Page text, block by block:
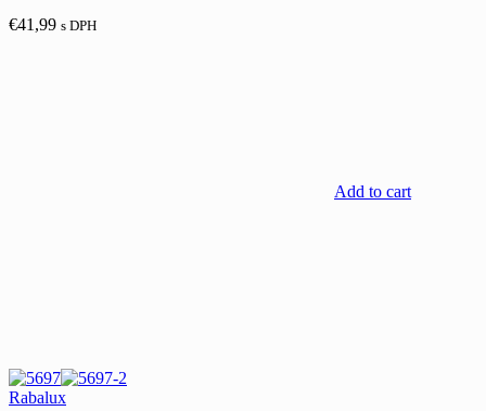
€41,99 s DPH
Add to cart
Rabalux